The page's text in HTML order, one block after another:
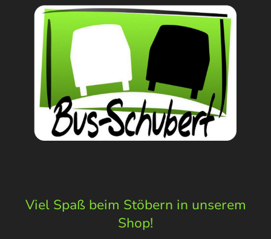
Viel Spaß beim Stöbern in unserem
Shop!